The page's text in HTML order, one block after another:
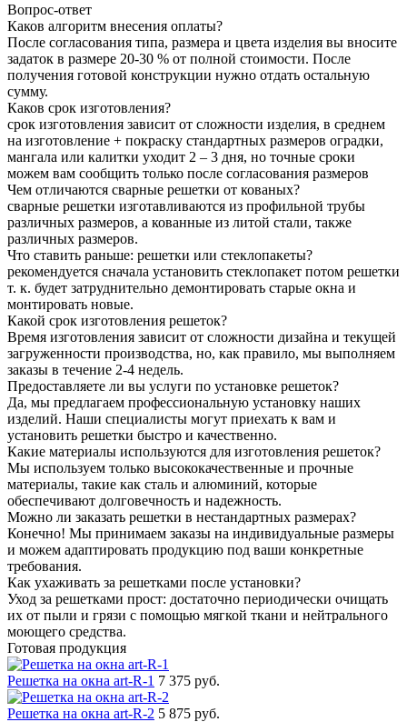
Вопрос-ответ
Каков алгоритм внесения оплаты?
После согласования типа, размера и цвета изделия вы вносите
задаток в размере 20-30 % от полной стоимости. После
получения готовой конструкции нужно отдать остальную
сумму.
Каков срок изготовления?
срок изготовления зависит от сложности изделия, в среднем
на изготовление + покраску стандартных размеров оградки,
мангала или калитки уходит 2 – 3 дня, но точные сроки
можем вам сообщить только после согласования размеров
Чем отличаются сварные решетки от кованых?
сварные решетки изготавливаются из профильной трубы
различных размеров, а кованные из литой стали, также
различных размеров.
Что ставить раньше: решетки или стеклопакеты?
рекомендуется сначала установить стеклопакет потом решетки
т. к. будет затруднительно демонтировать старые окна и
монтировать новые.
Какой срок изготовления решеток?
Время изготовления зависит от сложности дизайна и текущей
загруженности производства, но, как правило, мы выполняем
заказы в течение 2-4 недель.
Предоставляете ли вы услуги по установке решеток?
Да, мы предлагаем профессиональную установку наших
изделий. Наши специалисты могут приехать к вам и
установить решетки быстро и качественно.
Какие материалы используются для изготовления решеток?
Мы используем только высококачественные и прочные
материалы, такие как сталь и алюминий, которые
обеспечивают долговечность и надежность.
Можно ли заказать решетки в нестандартных размерах?
Конечно! Мы принимаем заказы на индивидуальные размеры
и можем адаптировать продукцию под ваши конкретные
требования.
Как ухаживать за решетками после установки?
Уход за решетками прост: достаточно периодически очищать
их от пыли и грязи с помощью мягкой ткани и нейтрального
моющего средства.
Готовая продукция
Решетка на окна art-R-1 7 375 руб.
Решетка на окна art-R-2 5 875 руб.